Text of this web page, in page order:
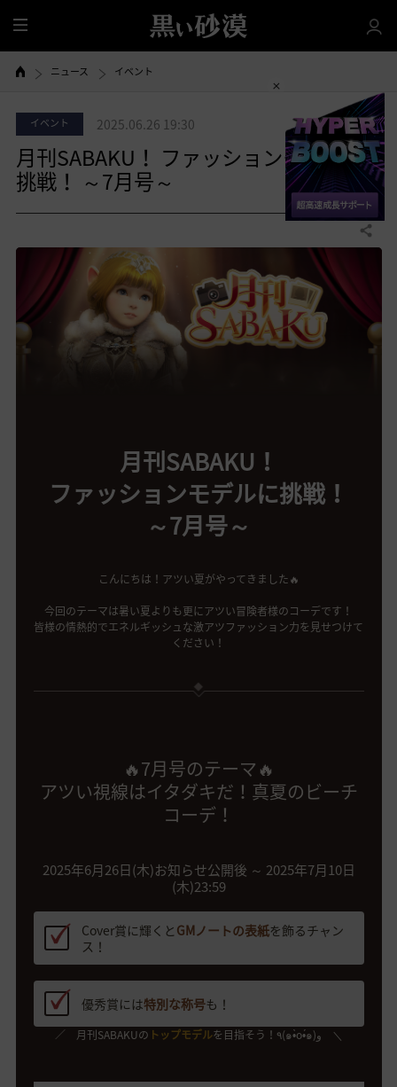
全
体
ニュース イベント
イベント 2025.06.26 19:30
月刊SABAKU！ ファッションモデルに
挑戦！ ～7月号～
共有する
月刊SABAKU！
ファッションモデルに挑戦！
～7月号～
こんにちは！アツい夏がやってきました🔥
今回のテーマは暑い夏よりも更にアツい冒険者様のコーデです！
皆様の情熱的でエネルギッシュな激アツファッション力を見せつけて
ください！
🔥7月号のテーマ🔥
アツい視線はイタダキだ！真夏のビーチ
コーデ！
2025年6月26日(木)お知らせ公開後 ～ 2025年7月10日
(木)23:59
Cover賞に輝くと GMノートの表紙を飾るチャン
ス！
優秀賞には特別な称号も！
／ 月刊SABAKUの トップモデル を目指そう！٩(๑•̀o•́๑)و ＼